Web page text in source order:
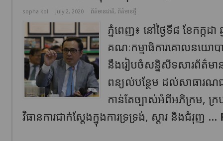
sopha kol July 2, 2020 ព័ត៌មានជាតិ, ព័ត៌មានថ្មី
ភ្នំពេញ៖ នៅថ្ងៃទី៨ ខែកក្កដ
គណៈកម្មាធិការគោលនយោបា
នឹងរៀបចំសន្និសីទសារព័ត៌មា
ពន្យល់បន្ថែម ដល់សាធារ
កាន់តែច្បាស់អំពីអភិក្រម, ក្
វិធានការជាក់ស្តែងក្នុងការទ្រទ្រង់, ស្តារ និងជំរុញ ...